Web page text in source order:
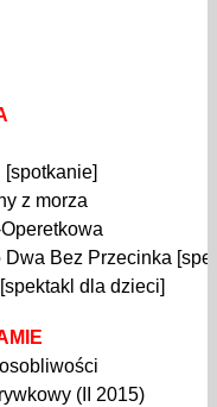
[spotkanie]
z morza
Bez Przecinka
dla dzieci]
(II 2015)